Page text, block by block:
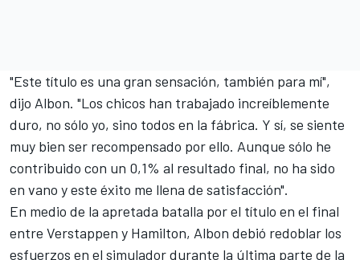
"Este título es una gran sensación, también para mí",
dijo Albon. "Los chicos han trabajado increíblemente
duro, no sólo yo, sino todos en la fábrica. Y sí, se siente
muy bien ser recompensado por ello. Aunque sólo he
contribuido con un 0,1% al resultado final, no ha sido
en vano y este éxito me llena de satisfacción".
En medio de la apretada batalla por el título en el final
entre Verstappen y Hamilton, Albon debió redoblar los
esfuerzos en el simulador durante la última parte de la